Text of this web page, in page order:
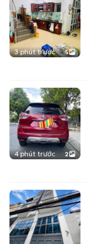
3 phút trước 5
4 phút trước 2